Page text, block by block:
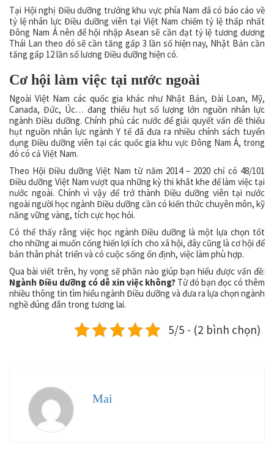
Tại Hội nghị Điều dưỡng trưởng khu vực phía Nam đã có báo cáo về
tỷ lệ nhân lực Điều dưỡng viên tại Việt Nam chiếm tỷ lệ thấp nhất
Đông Nam Á nên để hội nhập Asean sẽ cần đạt tỷ lệ tương đương
Thái Lan theo đó sẽ cần tăng gấp 3 lần số hiện nay, Nhật Bản cần
tăng gấp 12 lần số lương Điều dưỡng hiện có.
Cơ hội làm việc tại nước ngoài
Ngoài Việt Nam các quốc gia khác như Nhật Bản, Đài Loan, Mỹ,
Canada, Đức, Úc… đang thiếu hụt số lượng lớn nguồn nhân lực
ngành Điều dưỡng. Chính phủ các nước để giải quyết vấn đề thiếu
hụt nguồn nhân lực ngành Y tế đã đưa ra nhiều chính sách tuyển
dụng Điều dưỡng viên tại các quốc gia khu vực Đông Nam Á, trong
đó có cả Việt Nam.
Theo Hội Điều dưỡng Việt Nam từ năm 2014 – 2020 chỉ có 48/101
Điều dưỡng Việt Nam vượt qua những kỳ thi khắt khe để làm việc tại
nước ngoài. Chính vì vậy để trở thành Điều dưỡng viên tại nước
ngoài người học ngành Điều dưỡng cần có kiến thức chuyên môn, kỹ
năng vững vàng, tích cực học hỏi.
Có thể thấy rằng việc học ngành Điều dưỡng là một lựa chọn tốt
cho những ai muốn cống hiến lợi ích cho xã hội, đây cũng là cơ hội để
bản thân phát triển và có cuộc sống ổn định, việc làm phù hợp.
Qua bài viết trên, hy vọng sẽ phần nào giúp bạn hiểu được vấn đề:
Ngành Điều dưỡng có dễ xin việc không? Từ đó bạn đọc có thêm
nhiều thông tin tìm hiểu ngành Điều dưỡng và đưa ra lựa chọn ngành
nghề đúng đắn trong tương lai.
5/5 - (2 bình chọn)
Mai